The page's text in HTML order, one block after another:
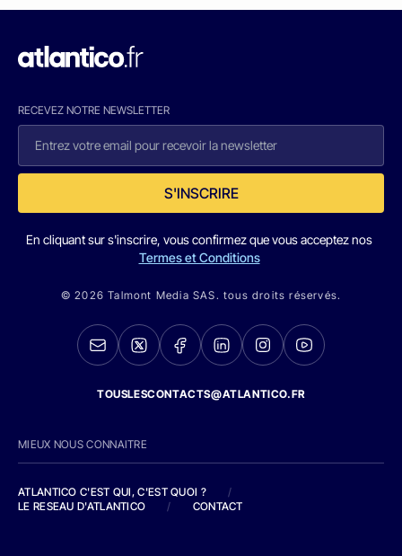
RECEVEZ NOTRE NEWSLETTER
S'INSCRIRE
En cliquant sur s'inscrire, vous confirmez que vous acceptez nos
Termes et Conditions
© 2026 Talmont Media SAS. tous droits réservés.
TOUSLESCONTACTS@ATLANTICO.FR
MIEUX NOUS CONNAITRE
ATLANTICO C'EST QUI, C'EST QUOI ?
/
LE RESEAU D'ATLANTICO
/ CONTACT